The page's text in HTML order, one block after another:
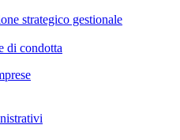
strategico gestionale
di condotta